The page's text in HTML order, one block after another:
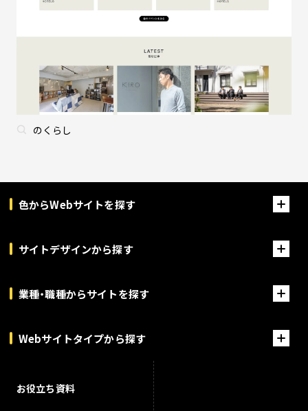
のくらし
色からWebサイトを探す
サイトデザインから探す
業種・職種からサイトを探す
Webサイトタイプから探す
お役立ち資料